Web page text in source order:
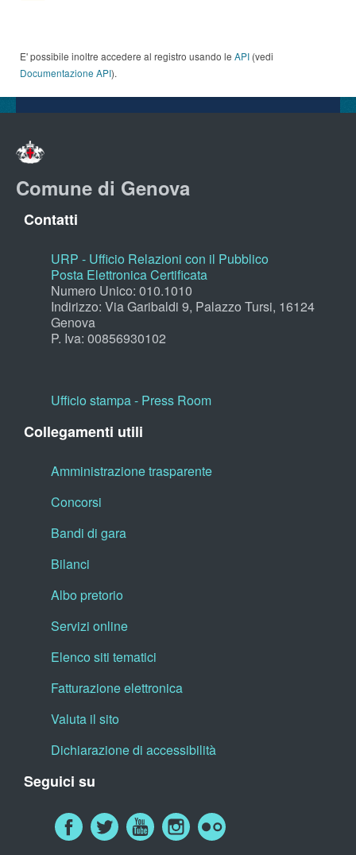
E' possibile inoltre accedere al registro usando le API (vedi
Documentazione API).
Comune di Genova
Contatti
URP - Ufficio Relazioni con il Pubblico
Posta Elettronica Certificata
Numero Unico: 010.1010
Indirizzo: Via Garibaldi 9, Palazzo Tursi, 16124
Genova
P. Iva: 00856930102
Ufficio stampa - Press Room
Collegamenti utili
Amministrazione trasparente
Concorsi
Bandi di gara
Bilanci
Albo pretorio
Servizi online
Elenco siti tematici
Fatturazione elettronica
Valuta il sito
Dichiarazione di accessibilità
Seguici su